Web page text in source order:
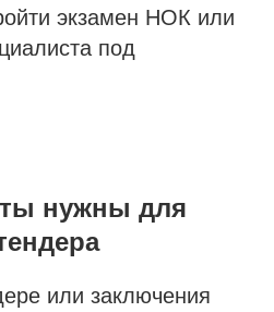
экзамен НОК или
под
нужны для
или заключения